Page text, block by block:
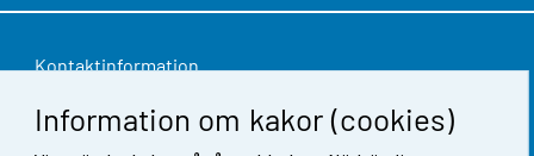
Information om kakor (cookies)
Kontaktinformation
Respons